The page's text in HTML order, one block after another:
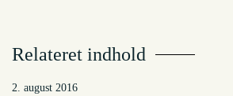
Relateret indhold
2. august 2016